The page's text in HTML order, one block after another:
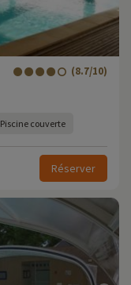
(8.7/10)
Piscine couverte
Réserver